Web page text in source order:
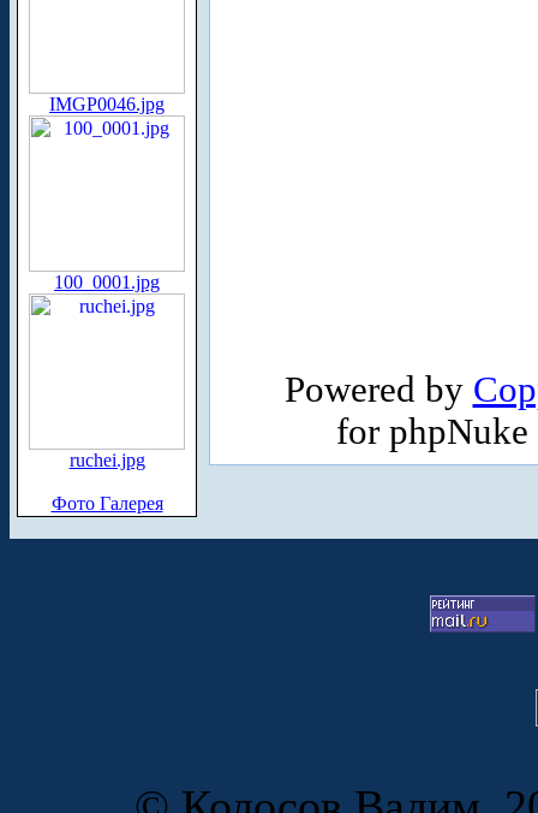
IMGP0046.jpg
100_0001.jpg
ruchei.jpg
Фото Галерея
Powered by
for